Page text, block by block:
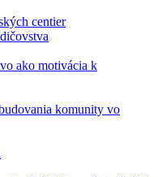
centier
ako motivácia k
komunity vo